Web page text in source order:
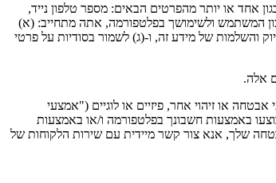
אחד או יותר מהפרטים הבאים: מספר טלפון נייד,
המשתמש ולשימושך בפלטפורמה, אתה מתחייב: (א)
והשלמות של מידע זה, ו-(ג) לשמור בסודיות על פרטי
אלה.
או זיהוי אחר, פיזיים או לוגיים ("אמצעי
באמצעות חשבונך בפלטפורמה ו/או באמצעות
שלך, אנא צור קשר מיידית עם שירות הלקוחות של